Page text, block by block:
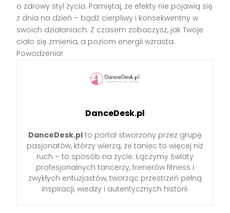
o zdrowy styl życia. Pamiętaj, że efekty nie pojawią się
z dnia na dzień – bądź cierpliwy i konsekwentny w
swoich działaniach. Z czasem zobaczysz, jak Twoje
ciało się zmienia, a poziom energii wzrasta.
Powodzenia!
DanceDesk.pl
DanceDesk.pl to portal stworzony przez grupę
pasjonatów, którzy wierzą, że taniec to więcej niż
ruch – to sposób na życie. Łączymy światy
profesjonalnych tancerzy, trenerów fitness i
zwykłych entuzjastów, tworząc przestrzeń pełną
inspiracji, wiedzy i autentycznych historii.